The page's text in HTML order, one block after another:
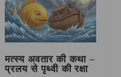
मत्स्य अवतार की कथा –
प्रलय से पृथ्वी की रक्षा